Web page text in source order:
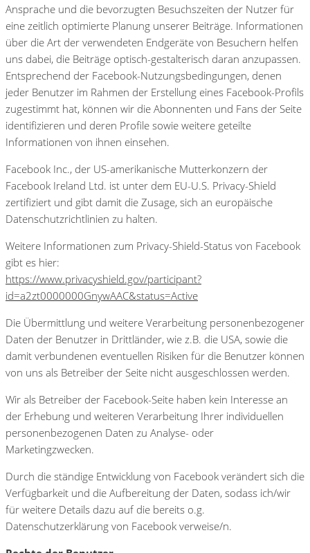
Ansprache und die bevorzugten Besuchszeiten der Nutzer für
eine zeitlich optimierte Planung unserer Beiträge. Informationen
über die Art der verwendeten Endgeräte von Besuchern helfen
uns dabei, die Beiträge optisch-gestalterisch daran anzupassen.
Entsprechend der Facebook-Nutzungsbedingungen, denen
jeder Benutzer im Rahmen der Erstellung eines Facebook-Profils
zugestimmt hat, können wir die Abonnenten und Fans der Seite
identifizieren und deren Profile sowie weitere geteilte
Informationen von ihnen einsehen.
Facebook Inc., der US-amerikanische Mutterkonzern der
Facebook Ireland Ltd. ist unter dem EU-U.S. Privacy-Shield
zertifiziert und gibt damit die Zusage, sich an europäische
Datenschutzrichtlinien zu halten.
Weitere Informationen zum Privacy-Shield-Status von Facebook
gibt es hier:
https://www.privacyshield.gov/participant?
id=a2zt0000000GnywAAC&status=Active
Die Übermittlung und weitere Verarbeitung personenbezogener
Daten der Benutzer in Drittländer, wie z.B. die USA, sowie die
damit verbundenen eventuellen Risiken für die Benutzer können
von uns als Betreiber der Seite nicht ausgeschlossen werden.
Wir als Betreiber der Facebook-Seite haben kein Interesse an
der Erhebung und weiteren Verarbeitung Ihrer individuellen
personenbezogenen Daten zu Analyse- oder
Marketingzwecken.
Durch die ständige Entwicklung von Facebook verändert sich die
Verfügbarkeit und die Aufbereitung der Daten, sodass ich/wir
für weitere Details dazu auf die bereits o.g.
Datenschutzerklärung von Facebook verweise/n.